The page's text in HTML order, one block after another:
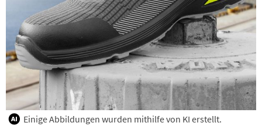
Einige Abbildungen wurden mithilfe von KI erstellt.